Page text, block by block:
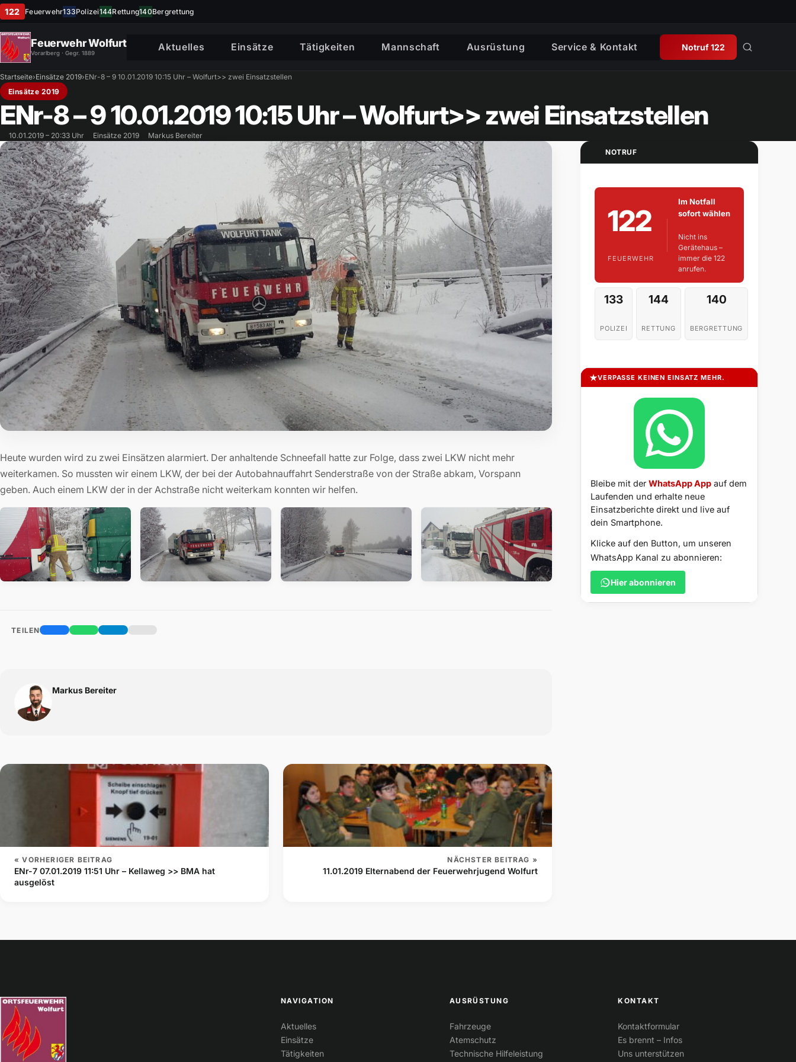
122 Feuerwehr133Polizei144Rettung140Bergrettung
Feuerwehr Wolfurt
Vorarlberg · Gegr. 1889
Aktuelles Einsätze Tätigkeiten Mannschaft Ausrüstung Service & Kontakt Notruf 122
Startseite›Einsätze 2019›ENr-8 – 9 10.01.2019 10:15 Uhr – Wolfurt>> zwei Einsatzstellen
Einsätze 2019
ENr-8 – 9 10.01.2019 10:15 Uhr – Wolfurt>> zwei Einsatzstellen
10.01.2019 – 20:33 Uhr Einsätze 2019 Markus Bereiter
Heute wurden wird zu zwei Einsätzen alarmiert. Der anhaltende Schneefall hatte zur Folge, dass zwei LKW nicht mehr
weiterkamen. So mussten wir einem LKW, der bei der Autobahnauffahrt Senderstraße von der Straße abkam, Vorspann
geben. Auch einem LKW der in der Achstraße nicht weiterkam konnten wir helfen.
TEILEN
Markus Bereiter
« VORHERIGER BEITRAG
ENr-7 07.01.2019 11:51 Uhr – Kellaweg >> BMA hat
ausgelöst
NÄCHSTER BEITRAG »
11.01.2019 Elternabend der Feuerwehrjugend Wolfurt
NOTRUF
122
FEUERWEHR
Im Notfall
sofort wählen
Nicht ins
Gerätehaus –
immer die 122
anrufen.
133
POLIZEI
144
RETTUNG
140
BERGRETTUNG
VERPASSE KEINEN EINSATZ MEHR.
Bleibe mit derWhatsApp App auf dem
Laufenden und erhalte neue
Einsatzberichte direkt und live auf
dein Smartphone.
Klicke auf den Button, um unseren
WhatsApp Kanal zu abonnieren:
Hier abonnieren
NAVIGATION
Aktuelles
Einsätze
Tätigkeiten
AUSRÜSTUNG
Fahrzeuge
Atemschutz
Technische Hilfeleistung
KONTAKT
Kontaktformular
Es brennt – Infos
Uns unterstützen